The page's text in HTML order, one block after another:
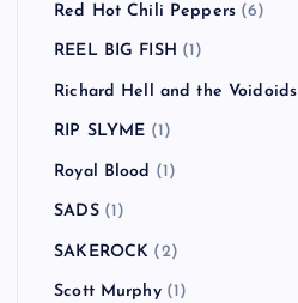
Red Hot Chili Peppers (6)
REEL BIG FISH (1)
Richard Hell and the Voidoids
RIP SLYME (1)
Royal Blood (1)
SADS(1)
SAKEROCK (2)
Scott Murphy(1)